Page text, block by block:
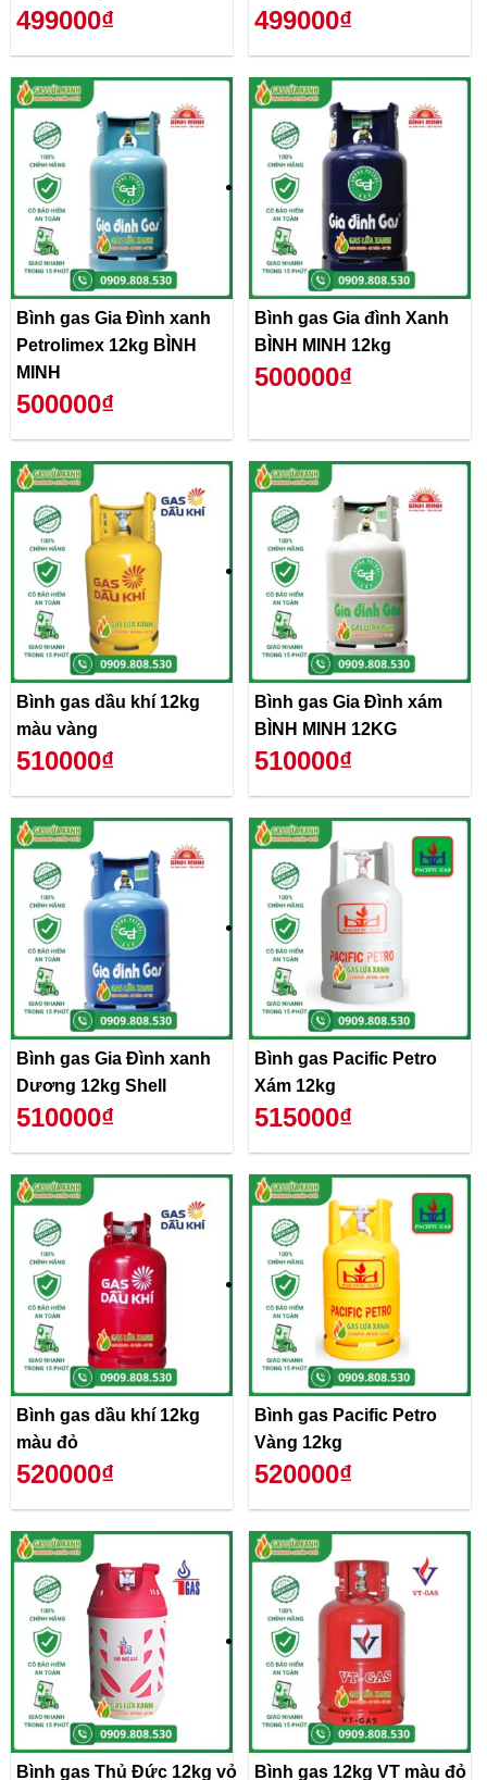
499000₫ 499000₫
Bình gas Gia Đình xanh
Petrolimex 12kg BÌNH
MINH
500000₫
Bình gas Gia đình Xanh
BÌNH MINH 12kg
500000₫
Bình gas dầu khí 12kg
màu vàng
510000₫
Bình gas Gia Đình xám
BÌNH MINH 12KG
510000₫
Bình gas Gia Đình xanh
Dương 12kg Shell
510000₫
Bình gas Pacific Petro
Xám 12kg
515000₫
Bình gas dầu khí 12kg
màu đỏ
520000₫
Bình gas Pacific Petro
Vàng 12kg
520000₫
Bình gas Thủ Đức 12kg vỏ Bình gas 12kg VT màu đỏ